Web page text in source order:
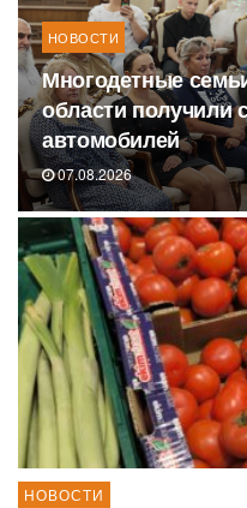
НОВОСТИ
Многодетные
области получили
автомобилей
07.08.2026
НОВОСТИ